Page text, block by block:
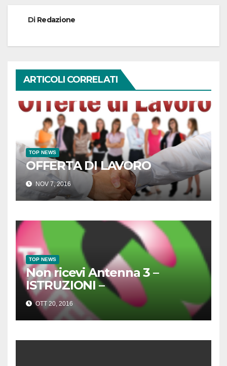
Di Redazione
ARTICOLI CORRELATI
TOP NEWS
OFFERTA DI LAVORO
NOV 7, 2016
TOP NEWS
Non ricevi Antenna 3 –
ISTRUZIONI –
OTT 20, 2016